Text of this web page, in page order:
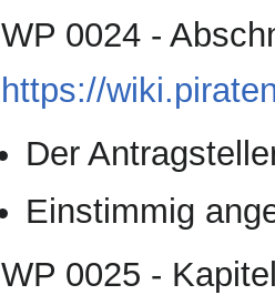
WP 0024 -
https://
Der
Einstimmig
WP 0025 -